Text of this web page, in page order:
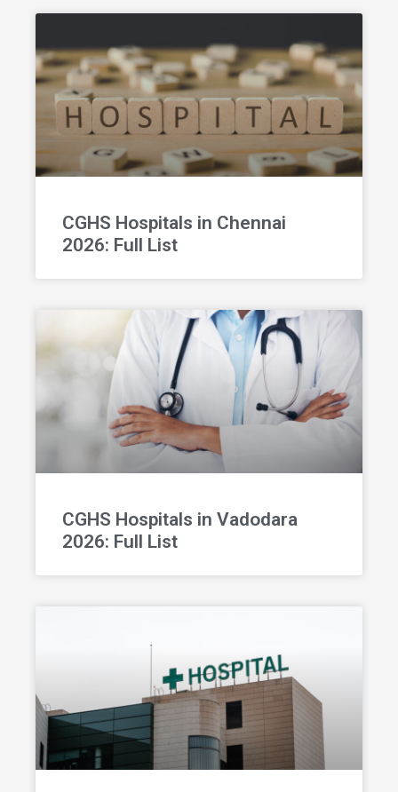
CGHS Hospitals in Chennai
2026: Full List
CGHS Hospitals in Vadodara
2026: Full List